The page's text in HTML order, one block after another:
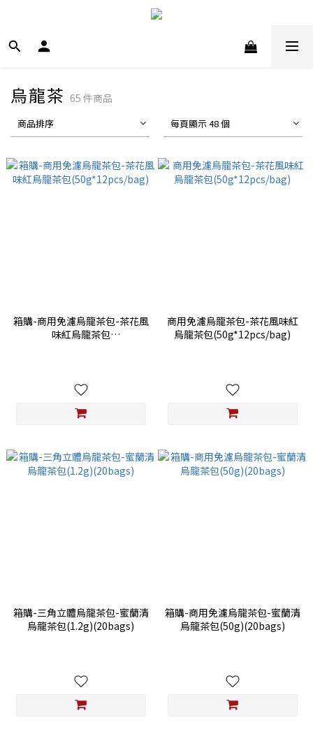
烏龍茶 65 件商品
商品排序 每頁顯示 48 個
箱購-商用免濾烏龍茶包-茶花風
味紅烏龍茶包
商用免濾烏龍茶包-茶花風味紅
烏龍茶包(50g*12pcs/bag)
箱購-三角立體烏龍茶包-蜜蘭清
烏龍茶包(1.2g)(20bags)
箱購-商用免濾烏龍茶包-蜜蘭清
烏龍茶包(50g)(20bags)